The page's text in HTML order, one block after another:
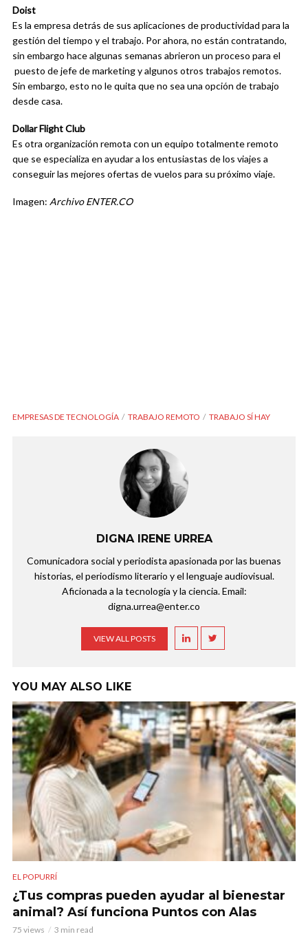
Doist
Es la empresa detrás de sus aplicaciones de productividad para la
gestión del tiempo y el trabajo. Por ahora, no están contratando,
sin embargo hace algunas semanas abrieron un proceso para el
puesto de jefe de marketing y algunos otros trabajos remotos.
Sin embargo, esto no le quita que no sea una opción de trabajo
desde casa.
Dollar Flight Club
Es otra organización remota con un equipo totalmente remoto
que se especializa en ayudar a los entusiastas de los viajes a
conseguir las mejores ofertas de vuelos para su próximo viaje.
Imagen: Archivo ENTER.CO
EMPRESAS DE TECNOLOGÍA TRABAJO REMOTO TRABAJO SÍ HAY
DIGNA IRENE URREA
Comunicadora social y periodista apasionada por las buenas
historias, el periodismo literario y el lenguaje audiovisual.
Aficionada a la tecnología y la ciencia. Email:
digna.urrea@enter.co
VIEW ALL POSTS
YOU MAY ALSO LIKE
EL POPURRÍ
¿Tus compras pueden ayudar al bienestar
animal? Así funciona Puntos con Alas
75 views 3 min read